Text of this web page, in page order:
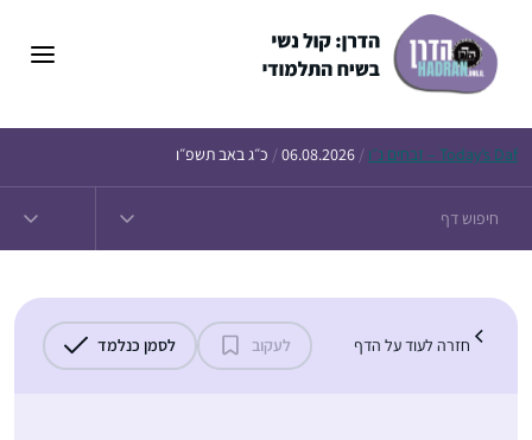
Today’s Daf – זבחים נ״ו /
06.08.2026
/ כ״ג באב תשפ״ו
חזרה לעוד על הדף לעקוב לסמן כנלמד